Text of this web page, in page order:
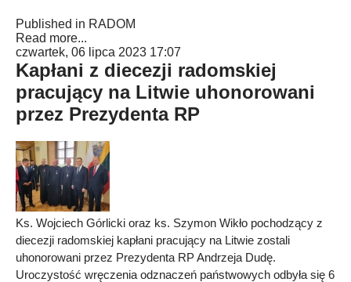
Published in RADOM
Read more...
czwartek, 06 lipca 2023 17:07
Kapłani z diecezji radomskiej
pracujący na Litwie uhonorowani
przez Prezydenta RP
Ks. Wojciech Górlicki oraz ks. Szymon Wikło pochodzący z
diecezji radomskiej kapłani pracujący na Litwie zostali
uhonorowani przez Prezydenta RP Andrzeja Dudę.
Uroczystość wręczenia odznaczeń państwowych odbyła się 6